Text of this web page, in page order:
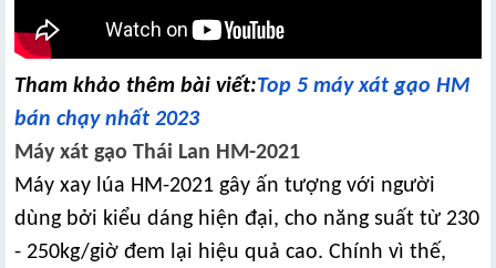
Tham khảo thêm bài viết:Top 5 máy xát gạo HM
bán chạy nhất 2023
Máy xát gạo Thái Lan HM-2021
Máy xay lúa HM-2021 gây ấn tượng với người
dùng bởi kiểu dáng hiện đại, cho năng suất từ 230
- 250kg/giờ đem lại hiệu quả cao. Chính vì thế,